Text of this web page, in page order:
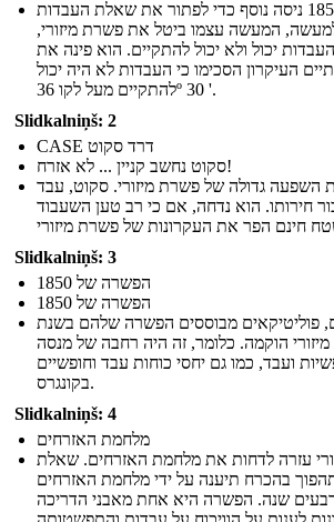
קנזס-נברסקה החוק של 1854 ניסה נוסף כדי לפתור את שאלת העבדות
המעשה עצמו ביטל את פשרת מיזורי,
יכול ולא יכול להתקיים. הוא פינה את
העיקרון הסכימו כי העבדות לא היה יכול
להתקיים מעל לקו 36º 30 '.
Slidkalniņš: 2
CASE דרד סקוט
סקוט נחשב קניין ... לא אזרח!
השפעה גדולה של פשרת מיזורי. סקוט, עבד
חירותו. הוא נדחה, אם כי רב טען השעבוד
Slidkalniņš: 3
הפשרה של 1850
הפשרה של 1850
פוליטיקאים מבוססים הפשרה שלהם בשנת
מיזורי הוקמה. כלומר, זה היה רחבה של מנסה
ועבד, כמו גם יחסי כוחות עבד וחופשיים
בקונגרס.
Slidkalniņš: 4
מלחמת האזרחים
עזרה לדחות את מלחמת האזרחים. שאלת
בהכרח תיענה על ידי מלחמת האזרחים
שנה. הפשרה היא אחת מאבני הדריכה